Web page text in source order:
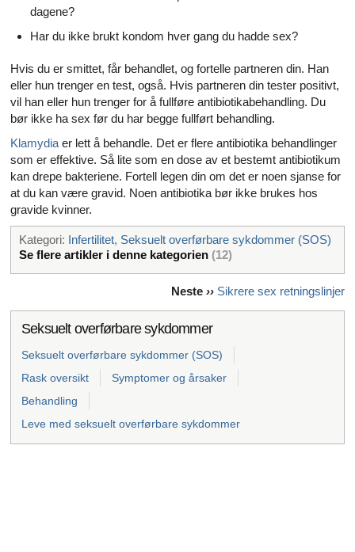
dagene?
Har du ikke brukt kondom hver gang du hadde sex?
Hvis du er smittet, får behandlet, og fortelle partneren din. Han
eller hun trenger en test, også. Hvis partneren din tester positivt,
vil han eller hun trenger for å fullføre antibiotikabehandling. Du
bør ikke ha sex før du har begge fullført behandling.
Klamydia er lett å behandle. Det er flere antibiotika behandlinger
som er effektive. Så lite som en dose av et bestemt antibiotikum
kan drepe bakteriene. Fortell legen din om det er noen sjanse for
at du kan være gravid. Noen antibiotika bør ikke brukes hos
gravide kvinner.
Kategori: Infertilitet, Seksuelt overførbare sykdommer (SOS)
Se flere artikler i denne kategorien (12)
Neste ›› Sikrere sex retningslinjer
Seksuelt overførbare sykdommer
Seksuelt overførbare sykdommer (SOS)
Rask oversikt
Symptomer og årsaker
Behandling
Leve med seksuelt overførbare sykdommer